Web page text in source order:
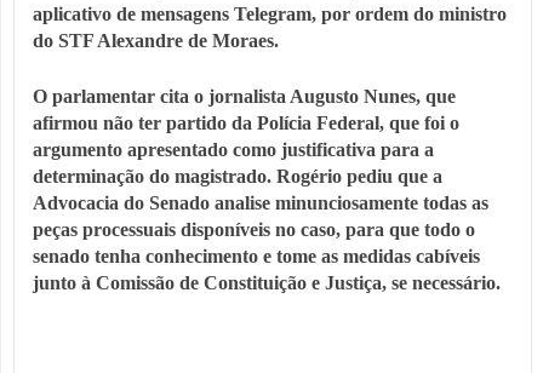
aplicativo de mensagens Telegram, por ordem do ministro
do STF Alexandre de Moraes.
O parlamentar cita o jornalista Augusto Nunes, que
afirmou não ter partido da Polícia Federal, que foi o
argumento apresentado como justificativa para a
determinação do magistrado. Rogério pediu que a
Advocacia do Senado analise minunciosamente todas as
peças processuais disponíveis no caso, para que todo o
senado tenha conhecimento e tome as medidas cabíveis
junto à Comissão de Constituição e Justiça, se necessário.